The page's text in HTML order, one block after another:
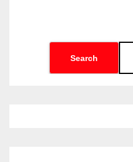
Search